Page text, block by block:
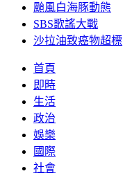
颱風白海豚動態
SBS歌謠大戰
沙拉油致癌物超標
首頁
即時
生活
政治
娛樂
國際
社會